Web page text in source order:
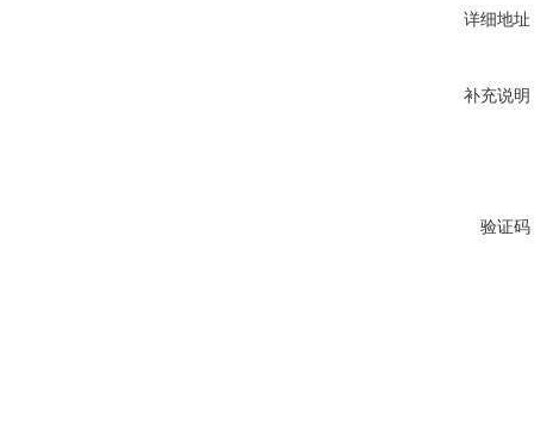
详细地址
补充说明
验证码